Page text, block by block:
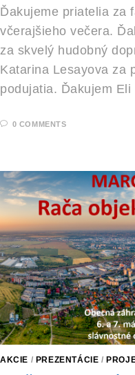
Ďakujeme priatelia za
včerajšieho večera.
za skvelý hudobný
Katarina Lesayova za
podujatia. Ďakujem
0 COMMENTS
AKCIE / PREZENTÁCIE /